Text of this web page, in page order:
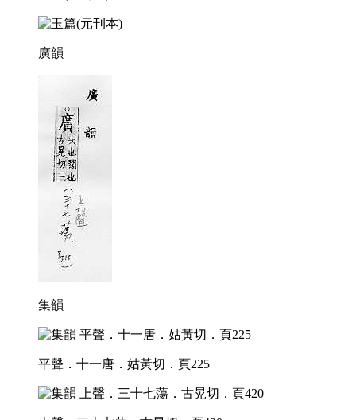
廣韻
集韻
平聲．十一唐．姑黃切．頁225